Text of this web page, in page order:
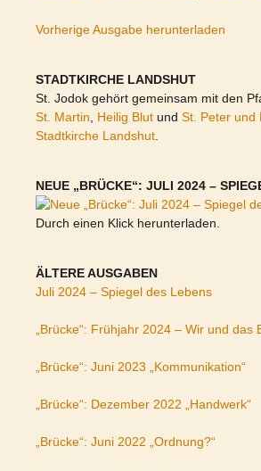
Vorherige Ausgabe herunterladen
STADTKIRCHE LANDSHUT
St. Jodok gehört gemeinsam mit den
St. Martin
Heilig Blut und St. Peter und
Stadtkirche Landshut
NEUE „BRÜCKE“: JULI 2024 –
Durch einen Klick herunterladen.
ÄLTERE AUSGABEN
Juli 2024 – Spiegel des Lebens
„Brücke“: Frühjahr 2024 – Wir und das
„Brücke“: Juni 2023 „Kommunikation“
„Brücke“: Dezember 2022 „Handwerk“
„Brücke“: Juni 2022 „Ordnung?“